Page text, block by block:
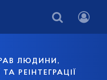
ЛЮДИНИ,
РЕІНТЕГРАЦІЇ